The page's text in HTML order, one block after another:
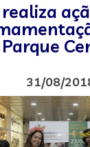
Parque
31/08/